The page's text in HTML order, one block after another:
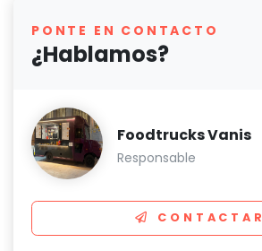
PONTE EN CONTACTO
¿Hablamos?
Foodtrucks Vanis
Responsable
CONTACTAR